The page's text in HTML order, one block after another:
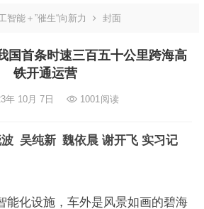
智能＋”催生“向新力 封面
国首条时速三百五十公里跨海高
铁开通运营
年 10月 7日 1001阅读
吴纯新 魏依晨 谢开飞 实习记
能化设施，车外是风景如画的碧海